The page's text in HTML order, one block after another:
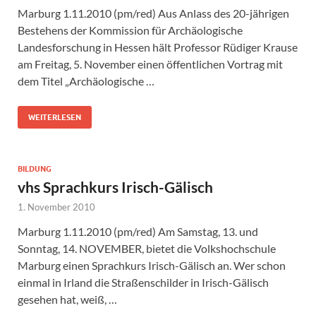
Marburg 1.11.2010 (pm/red) Aus Anlass des 20-jährigen
Bestehens der Kommission für Archäologische
Landesforschung in Hessen hält Professor Rüdiger Krause
am Freitag, 5. November einen öffentlichen Vortrag mit
dem Titel „Archäologische …
WEITERLESEN
BILDUNG
vhs Sprachkurs Irisch-Gälisch
1. November 2010
Marburg 1.11.2010 (pm/red) Am Samstag, 13. und
Sonntag, 14. NOVEMBER, bietet die Volkshochschule
Marburg einen Sprachkurs Irisch-Gälisch an. Wer schon
einmal in Irland die Straßenschilder in Irisch-Gälisch
gesehen hat, weiß, …